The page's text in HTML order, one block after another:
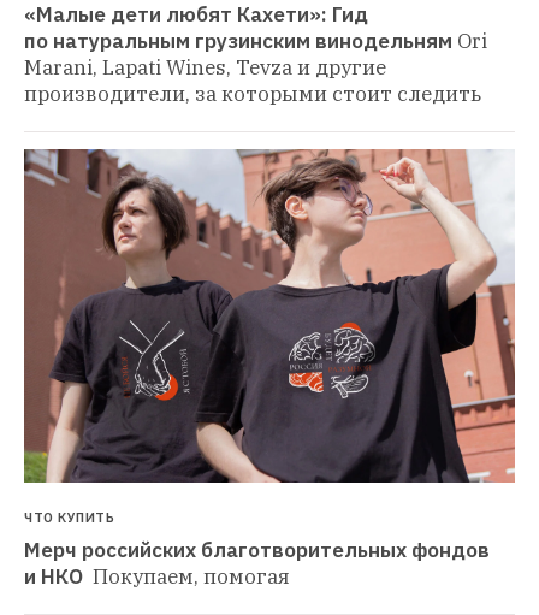
«Малые дети любят Кахети»: Гид
по натуральным грузинским винодельням Ori
Marani, Lapati Wines, Tevza и другие
производители, за которыми стоит следить
ЧТО КУПИТЬ
Мерч российских благотворительных фондов
и НКО Покупаем, помогая